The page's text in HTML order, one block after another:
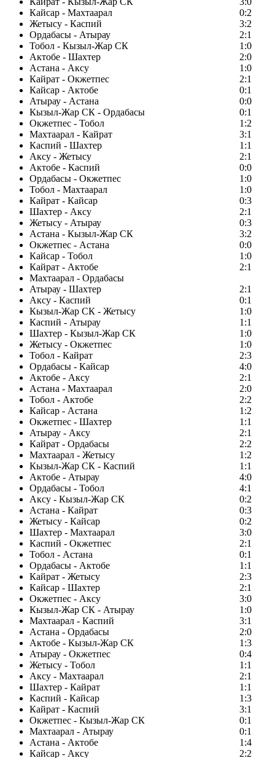
Кайсар - Махтаарал
0:2
Жетысу - Каспий
3:2
Ордабасы - Атырау
2:1
Тобол - Кызыл-Жар СК
1:0
Актобе - Шахтер
2:0
Астана - Аксу
1:0
Кайрат - Окжетпес
2:1
Кайсар - Актобе
0:1
Атырау - Астана
0:0
Кызыл-Жар СК - Ордабасы
0:1
Окжетпес - Тобол
1:2
Махтаарал - Кайрат
3:1
Каспий - Шахтер
1:1
Аксу - Жетысу
2:1
Актобе - Каспий
0:0
Ордабасы - Окжетпес
1:0
Тобол - Махтаарал
1:0
Кайрат - Кайсар
0:3
Шахтер - Аксу
2:1
Жетысу - Атырау
0:3
Астана - Кызыл-Жар СК
3:2
Окжетпес - Астана
0:0
Кайсар - Тобол
1:0
Кайрат - Актобе
2:1
Махтаарал - Ордабасы
Атырау - Шахтер
2:1
Аксу - Каспий
0:1
Кызыл-Жар СК - Жетысу
1:0
Каспий - Атырау
1:1
Шахтер - Кызыл-Жар СК
1:0
Жетысу - Окжетпес
1:0
Тобол - Кайрат
2:3
Ордабасы - Кайсар
4:0
Актобе - Аксу
2:1
Астана - Махтаарал
2:0
Тобол - Актобе
2:2
Кайсар - Астана
1:2
Окжетпес - Шахтер
1:1
Атырау - Аксу
2:1
Кайрат - Ордабасы
2:2
Махтаарал - Жетысу
1:2
Кызыл-Жар СК - Каспий
1:1
Актобе - Атырау
4:0
Ордабасы - Тобол
4:1
Аксу - Кызыл-Жар СК
0:2
Астана - Кайрат
0:3
Жетысу - Кайсар
0:2
Шахтер - Махтаарал
3:0
Каспий - Окжетпес
2:1
Тобол - Астана
0:1
Ордабасы - Актобе
1:1
Кайрат - Жетысу
2:3
Кайсар - Шахтер
2:1
Окжетпес - Аксу
3:0
Кызыл-Жар СК - Атырау
1:0
Махтаарал - Каспий
3:1
Астана - Ордабасы
2:0
Актобе - Кызыл-Жар СК
1:3
Атырау - Окжетпес
0:4
Жетысу - Тобол
1:1
Аксу - Махтаарал
2:1
Шахтер - Кайрат
1:1
Каспий - Кайсар
1:3
Кайрат - Каспий
3:1
Окжетпес - Кызыл-Жар СК
0:1
Махтаарал - Атырау
0:1
Астана - Актобе
1:4
Кайсар - Аксу
2:2